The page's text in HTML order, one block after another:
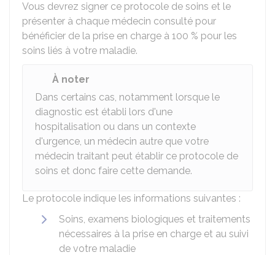
Vous devrez signer ce protocole de soins et le
présenter à chaque médecin consulté pour
bénéficier de la prise en charge à 100 % pour les
soins liés à votre maladie.
À noter
Dans certains cas, notamment lorsque le
diagnostic est établi lors d'une
hospitalisation ou dans un contexte
d'urgence, un médecin autre que votre
médecin traitant peut établir ce protocole de
soins et donc faire cette demande.
Le protocole indique les informations suivantes :
Soins, examens biologiques et traitements
nécessaires à la prise en charge et au suivi
de votre maladie